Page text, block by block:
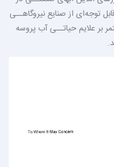
توجه‌ای از صنایع نیروگاهــی
بر علایم حیاتــی آب پروسه